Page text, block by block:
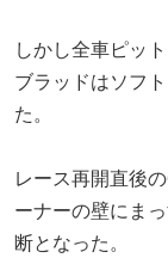
しかし全車ピッ
ブラッドはソフ
た。
レース再開直後
ーナーの壁にま
断となった。